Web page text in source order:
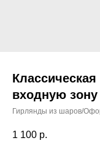
входную зону
Гирлянды из шаров/
1 100 р.